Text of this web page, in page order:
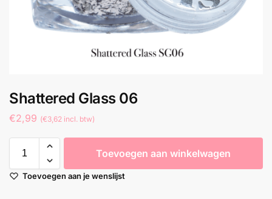
Shattered Glass 06
€2,99 (€3,62 incl. btw)
Toevoegen aan winkelwagen
Toevoegen aan je wenslijst